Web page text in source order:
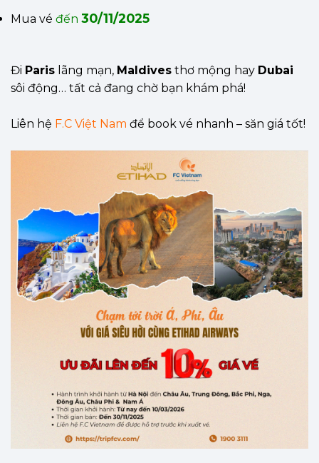
Mua vé đến 30/11/2025
Đi Paris lãng mạn, Maldives thơ mộng hay Dubai
sôi động… tất cả đang chờ bạn khám phá!
Liên hệ F.C Việt Nam để book vé nhanh – săn giá tốt!